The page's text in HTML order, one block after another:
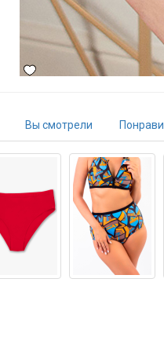
Вы смотрели